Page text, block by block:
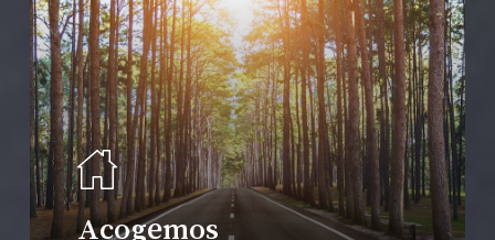
Acogemos